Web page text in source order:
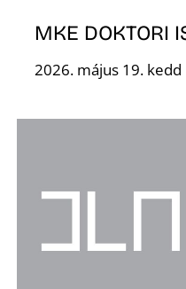
MKE DOKTORI
2026. május 19. kedd